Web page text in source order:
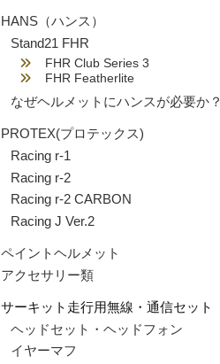
HANS（ハンス）
Stand21 FHR
FHR Club Series 3
FHR Featherlite
なぜヘルメットにハンスが必要か？
PROTEX(プロテックス)
Racing r-1
Racing r-2
Racing r-2 CARBON
Racing J Ver.2
ペイントヘルメット
アクセサリー類
サーキット走行用無線・通信セット
ヘッドセット・ヘッドフォン
イヤーマフ